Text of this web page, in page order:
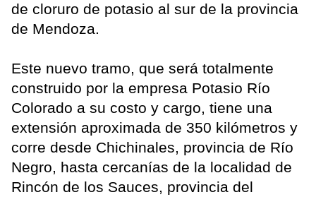
de cloruro de potasio al sur de la provincia
de Mendoza.
Este nuevo tramo, que será totalmente
construido por la empresa Potasio Río
Colorado a su costo y cargo, tiene una
extensión aproximada de 350 kilómetros y
corre desde Chichinales, provincia de Río
Negro, hasta cercanías de la localidad de
Rincón de los Sauces, provincia del